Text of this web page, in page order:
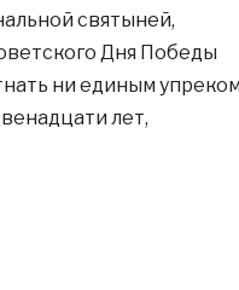
святыней,
Дня Победы
ни единым
лет,